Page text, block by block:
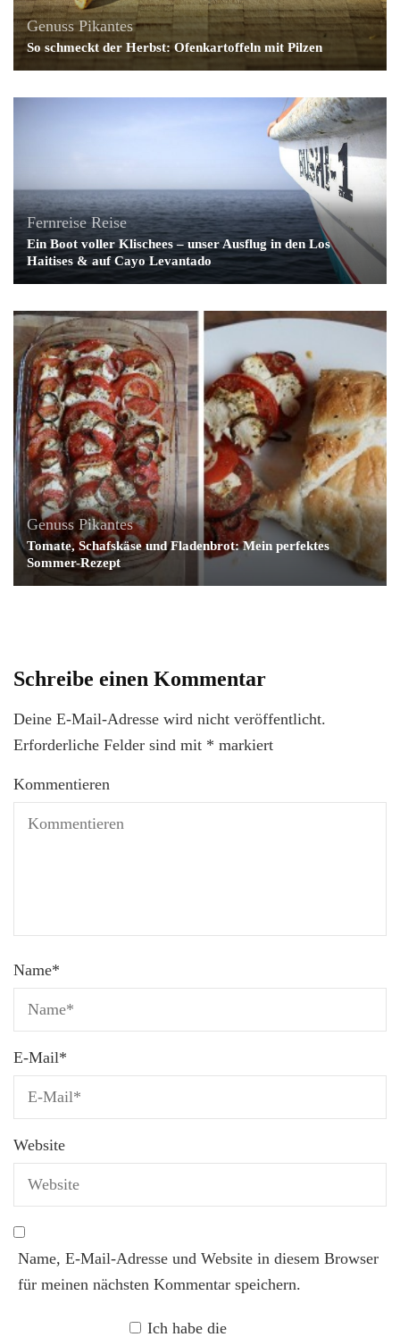
Genuss Pikantes
So schmeckt der Herbst: Ofenkartoffeln mit Pilzen
Fernreise Reise
Ein Boot voller Klischees – unser Ausflug in den Los
Haitises & auf Cayo Levantado
Genuss Pikantes
Tomate, Schafskäse und Fladenbrot: Mein perfektes
Sommer-Rezept
Schreibe einen Kommentar
Deine E-Mail-Adresse wird nicht veröffentlicht.
Erforderliche Felder sind mit * markiert
Kommentieren
Name*
E-Mail*
Website
Name, E-Mail-Adresse und Website in diesem Browser
für meinen nächsten Kommentar speichern.
Ich habe die